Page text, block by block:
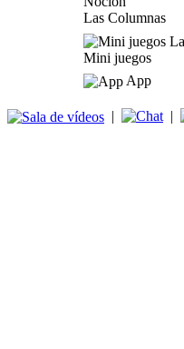
Las Columnas
Mini juegos
App
| |